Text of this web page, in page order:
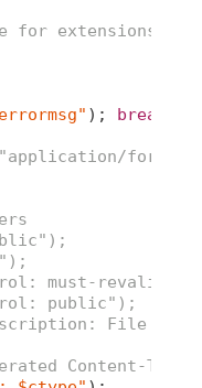
for extensions
); break
force-
must-
public");
File
Content-Type